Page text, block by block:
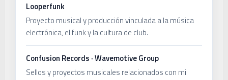
Looperfunk
Proyecto musical y producción vinculada a la música
electrónica, el funk y la cultura de club.
Confusion Records · Wavemotive Group
Sellos y proyectos musicales relacionados con mi